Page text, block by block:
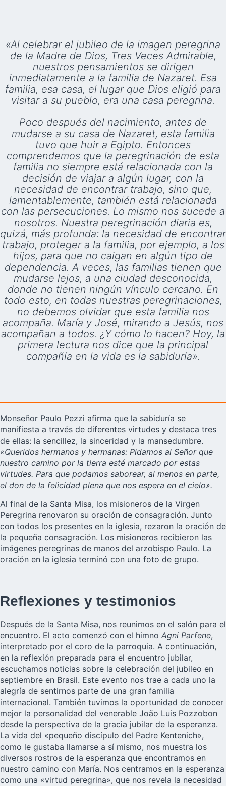
«Al celebrar el jubileo de la imagen peregrina
de la Madre de Dios, Tres Veces Admirable,
nuestros pensamientos se dirigen
inmediatamente a la familia de Nazaret. Esa
familia, esa casa, el lugar que Dios eligió para
visitar a su pueblo, era una casa peregrina.
Poco después del nacimiento, antes de
mudarse a su casa de Nazaret, esta familia
tuvo que huir a Egipto. Entonces
comprendemos que la peregrinación de esta
familia no siempre está relacionada con la
decisión de viajar a algún lugar, con la
necesidad de encontrar trabajo, sino que,
lamentablemente, también está relacionada
con las persecuciones. Lo mismo nos sucede a
nosotros. Nuestra peregrinación diaria es,
quizá, más profunda: la necesidad de encontrar
trabajo, proteger a la familia, por ejemplo, a los
hijos, para que no caigan en algún tipo de
dependencia. A veces, las familias tienen que
mudarse lejos, a una ciudad desconocida,
donde no tienen ningún vínculo cercano. En
todo esto, en todas nuestras peregrinaciones,
no debemos olvidar que esta familia nos
acompaña. María y José, mirando a Jesús, nos
acompañan a todos. ¿Y cómo lo hacen? Hoy, la
primera lectura nos dice que la principal
compañía en la vida es la sabiduría».
Monseñor Paulo Pezzi afirma que la sabiduría se
manifiesta a través de diferentes virtudes y destaca tres
de ellas: la sencillez, la sinceridad y la mansedumbre.
«Queridos hermanos y hermanas: Pidamos al Señor que
nuestro camino por la tierra esté marcado por estas
virtudes. Para que podamos saborear, al menos en parte,
el don de la felicidad plena que nos espera en el cielo».
Al final de la Santa Misa, los misioneros de la Virgen
Peregrina renovaron su oración de consagración. Junto
con todos los presentes en la iglesia, rezaron la oración de
la pequeña consagración. Los misioneros recibieron las
imágenes peregrinas de manos del arzobispo Paulo. La
oración en la iglesia terminó con una foto de grupo.
Reflexiones y testimonios
Después de la Santa Misa, nos reunimos en el salón para el
encuentro. El acto comenzó con el himno Agni Parfene,
interpretado por el coro de la parroquia. A continuación,
en la reflexión preparada para el encuentro jubilar,
escuchamos noticias sobre la celebración del jubileo en
septiembre en Brasil. Este evento nos trae a cada uno la
alegría de sentirnos parte de una gran familia
internacional. También tuvimos la oportunidad de conocer
mejor la personalidad del venerable João Luis Pozzobon
desde la perspectiva de la gracia jubilar de la esperanza.
La vida del «pequeño discípulo del Padre Kentenich»,
como le gustaba llamarse a sí mismo, nos muestra los
diversos rostros de la esperanza que encontramos en
nuestro camino con María. Nos centramos en la esperanza
como una «virtud peregrina», que nos revela la necesidad